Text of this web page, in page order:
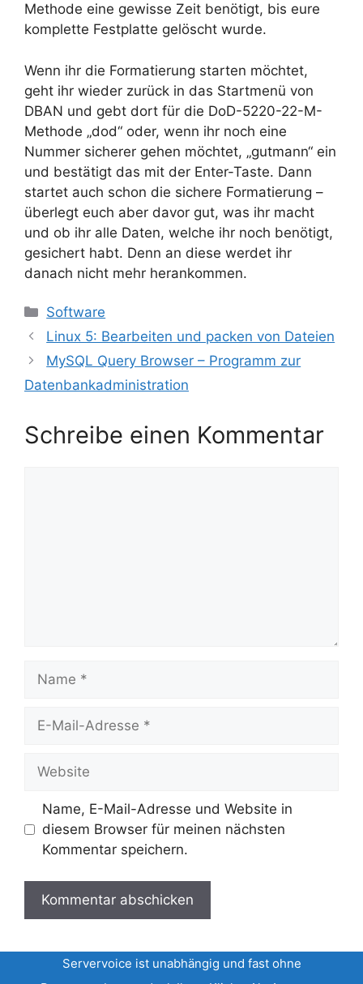
Methode eine gewisse Zeit benötigt, bis eure
komplette Festplatte gelöscht wurde.
Wenn ihr die Formatierung starten möchtet,
geht ihr wieder zurück in das Startmenü von
DBAN und gebt dort für die DoD-5220-22-M-
Methode „dod“ oder, wenn ihr noch eine
Nummer sicherer gehen möchtet, „gutmann“ ein
und bestätigt das mit der Enter-Taste. Dann
startet auch schon die sichere Formatierung –
überlegt euch aber davor gut, was ihr macht
und ob ihr alle Daten, welche ihr noch benötigt,
gesichert habt. Denn an diese werdet ihr
danach nicht mehr herankommen.
Kategorien
Software
Linux 5: Bearbeiten und packen von Dateien
MySQL Query Browser – Programm zur
Datenbankadministration
Schreibe einen Kommentar
Name
Website
Name, E-Mail-Adresse und Website in
diesem Browser für meinen nächsten
Kommentar speichern.
Servervoice ist unabhängig und fast ohne